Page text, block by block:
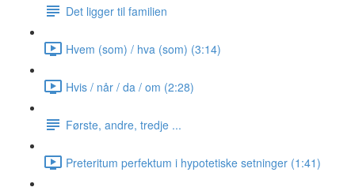
Det ligger til familien
Hvem (som) / hva (som) (3:14)
Hvis / når / da / om (2:28)
Første, andre, tredje ...
Preteritum perfektum i hypotetiske setninger (1:41)